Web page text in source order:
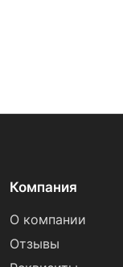
Компания
О компании
Отзывы